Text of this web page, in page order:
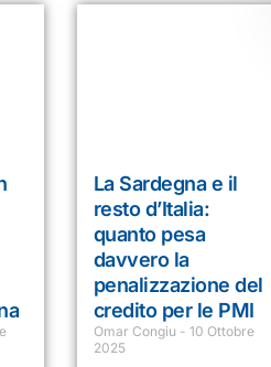
La Sardegna e il
resto d’Italia:
quanto pesa
davvero la
penalizzazione del
credito per le PMI
Omar Congiu
10 Ottobre
2025